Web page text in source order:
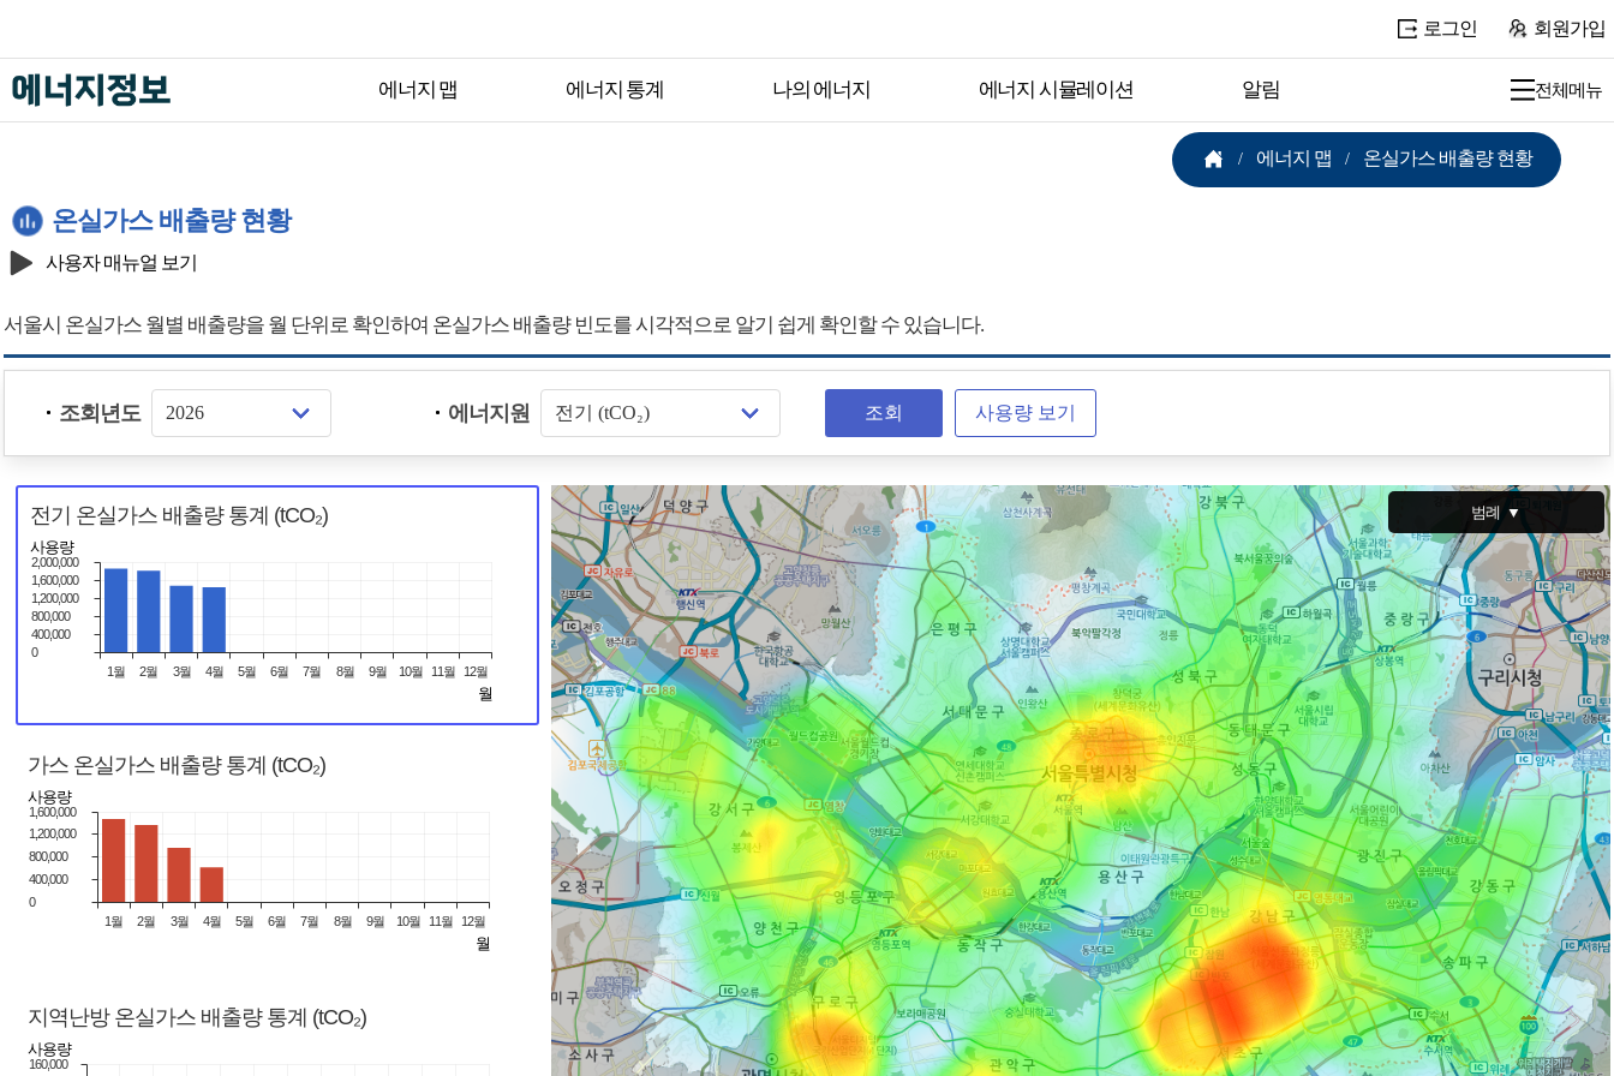
로그인 회원가입
서울시 에너지정보
에너지 맵 에너지 통계 나의 에너지 에너지 시뮬레이션 알림 전체메뉴
에너지 맵 온실가스 배출량 현황
온실가스 배출량 현황
사용자 매뉴얼 보기
서울시 온실가스 월별 배출량을 월 단위로 확인하여 온실가스 배출량 빈도를 시각적으로 알기 쉽게 확인할 수 있습니다.
조회년도
조
회
에너지원
에
너
원
조회 사용량 보기
됨
기
사
용
량
통
계
스
사
용
량
통
계
역
난
범례